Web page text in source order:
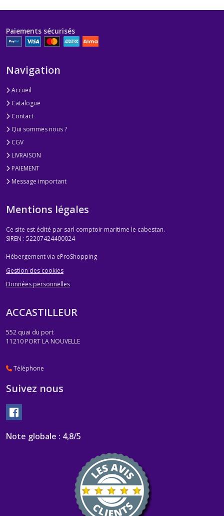
Paiements sécurisés
Navigation
Accueil
Catalogue
Contact
Qui sommes nous ?
CGV
LIVRAISON
PAIEMENT
Message important
Mentions légales
Ce site est édité par sarl comptoir maritime le cabestan.
SIREN : 52207424400024
Hébergement via eProShopping
Gestion des cookies
Données personnelles
ACCASTILLEUR
552 quai du port
11210 PORT LA NOUVELLE
Téléphone
Suivez nous
Note globale : 4,8/5